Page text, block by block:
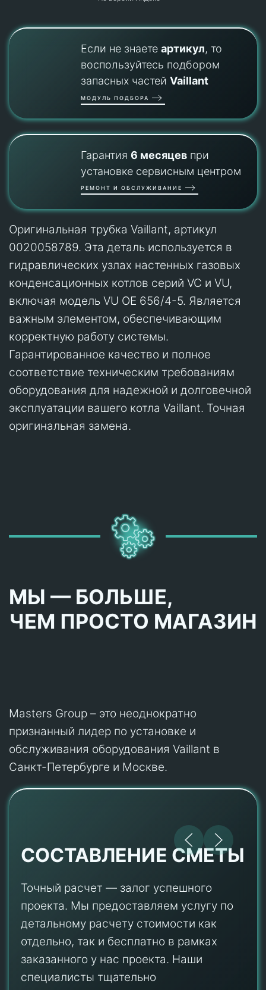
Если не знаете артикул, то
воспользуйтесь подбором
запасных частей Vaillant
МОДУЛЬ ПОДБОРА
Гарантия 6 месяцевпри
установке сервисным центром
РЕМОНТ И ОБСЛУЖИВАНИЕ
Оригинальная трубка Vaillant, артикул
0020058789. Эта деталь используется в
гидравлических узлах настенных газовых
конденсационных котлов серий VC и VU,
включая модель VU OE 656/4-5. Является
важным элементом, обеспечивающим
корректную работу системы.
Гарантированное качество и полное
соответствие техническим требованиям
оборудования для надежной и долговечной
эксплуатации вашего котла Vaillant. Точная
оригинальная замена.
МЫ — БОЛЬШЕ,
ЧЕМ ПРОСТО МАГАЗИН
Masters Group – это неоднократно
признанный лидер по установке и
обслуживания оборудования Vaillant в
Санкт-Петербурге и Москве.
СОСТАВЛЕНИЕ СМЕТЫ
Точный расчет — залог успешного
проекта. Мы предоставляем услугу по
детальному расчету стоимости как
отдельно, так и бесплатно в рамках
заказанного у нас проекта. Наши
специалисты тщательно